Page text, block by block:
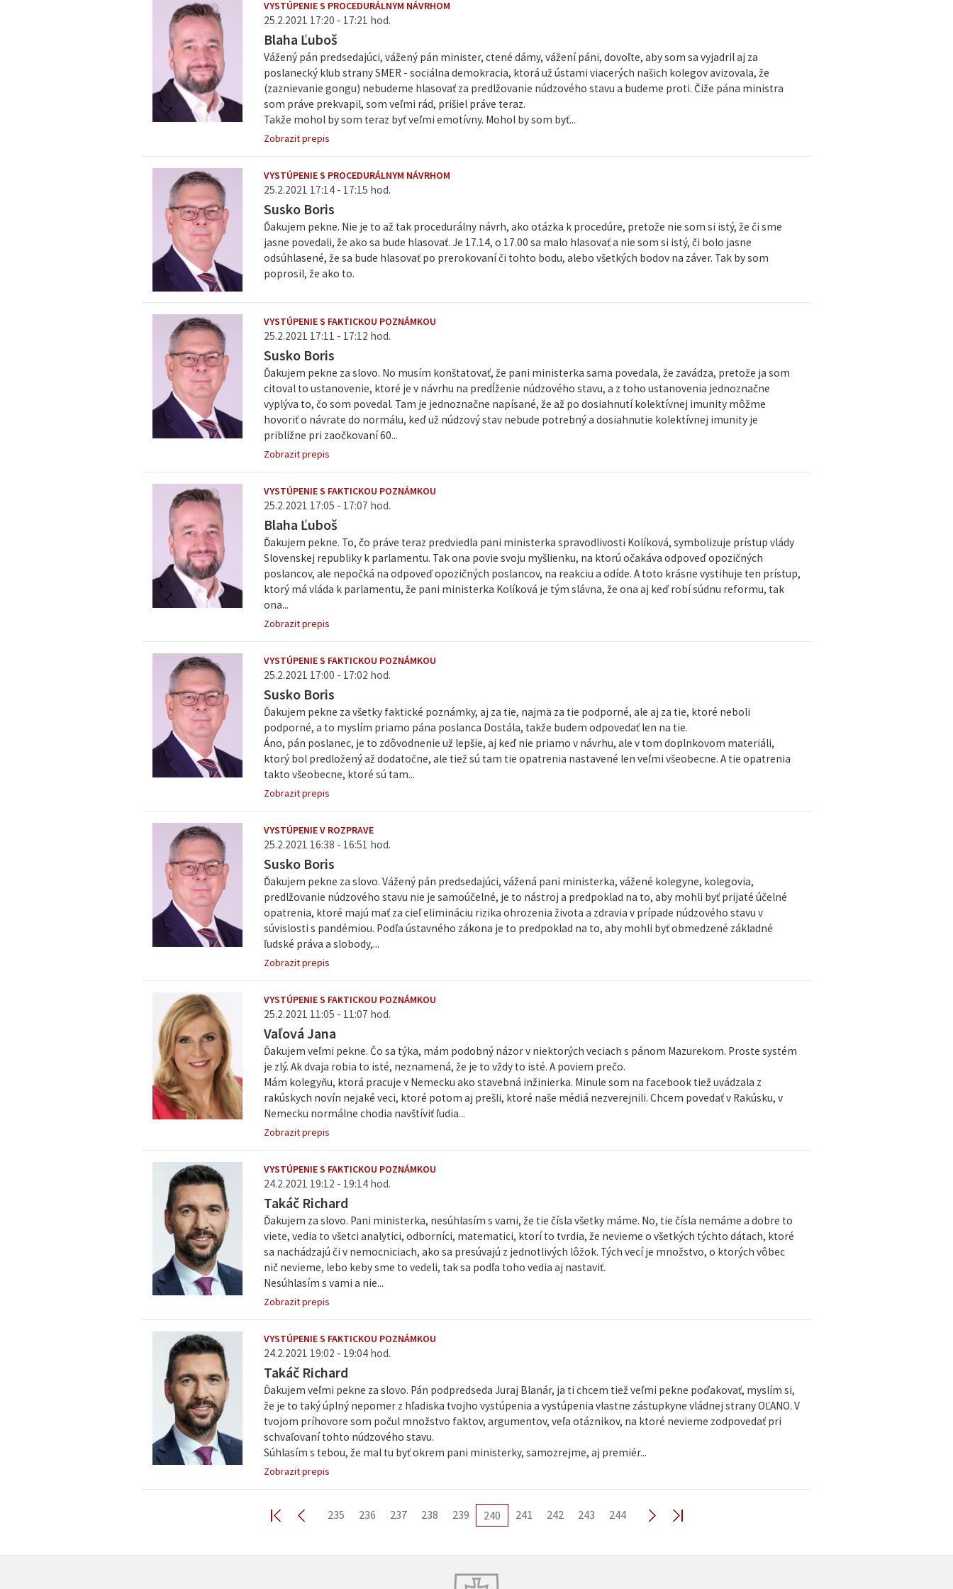
VYSTÚPENIE S PROCEDURÁLNYM NÁVRHOM
25.2.2021 17:20 - 17:21 hod.
Blaha Ľuboš
Vážený pán predsedajúci, vážený pán minister, ctené dámy, vážení páni, dovoľte, aby som sa vyjadril aj za
poslanecký klub strany SMER - sociálna demokracia, ktorá už ústami viacerých našich kolegov avizovala, že
(zaznievanie gongu) nebudeme hlasovať za predlžovanie núdzového stavu a budeme proti. Čiže pána ministra
som práve prekvapil, som veľmi rád, prišiel práve teraz.
Takže mohol by som teraz byť veľmi emotívny. Mohol by som byť...
Zobrazit prepis
VYSTÚPENIE S PROCEDURÁLNYM NÁVRHOM
25.2.2021 17:14 - 17:15 hod.
Susko Boris
Ďakujem pekne. Nie je to až tak procedurálny návrh, ako otázka k procedúre, pretože nie som si istý, že či sme
jasne povedali, že ako sa bude hlasovať. Je 17.14, o 17.00 sa malo hlasovať a nie som si istý, či bolo jasne
odsúhlasené, že sa bude hlasovať po prerokovaní či tohto bodu, alebo všetkých bodov na záver. Tak by som
poprosil, že ako to.
VYSTÚPENIE S FAKTICKOU POZNÁMKOU
25.2.2021 17:11 - 17:12 hod.
Susko Boris
Ďakujem pekne za slovo. No musím konštatovať, že pani ministerka sama povedala, že zavádza, pretože ja som
citoval to ustanovenie, ktoré je v návrhu na predĺženie núdzového stavu, a z toho ustanovenia jednoznačne
vyplýva to, čo som povedal. Tam je jednoznačne napísané, že až po dosiahnutí kolektívnej imunity môžme
hovoriť o návrate do normálu, keď už núdzový stav nebude potrebný a dosiahnutie kolektívnej imunity je
približne pri zaočkovaní 60...
Zobrazit prepis
VYSTÚPENIE S FAKTICKOU POZNÁMKOU
25.2.2021 17:05 - 17:07 hod.
Blaha Ľuboš
Ďakujem pekne. To, čo práve teraz predviedla pani ministerka spravodlivosti Kolíková, symbolizuje prístup vlády
Slovenskej republiky k parlamentu. Tak ona povie svoju myšlienku, na ktorú očakáva odpoveď opozičných
poslancov, ale nepočká na odpoveď opozičných poslancov, na reakciu a odíde. A toto krásne vystihuje ten prístup,
ktorý má vláda k parlamentu, že pani ministerka Kolíková je tým slávna, že ona aj keď robí súdnu reformu, tak
ona...
Zobrazit prepis
VYSTÚPENIE S FAKTICKOU POZNÁMKOU
25.2.2021 17:00 - 17:02 hod.
Susko Boris
Ďakujem pekne za všetky faktické poznámky, aj za tie, najmä za tie podporné, ale aj za tie, ktoré neboli
podporné, a to myslím priamo pána poslanca Dostála, takže budem odpovedať len na tie.
Áno, pán poslanec, je to zdôvodnenie už lepšie, aj keď nie priamo v návrhu, ale v tom doplnkovom materiáli,
ktorý bol predložený až dodatočne, ale tiež sú tam tie opatrenia nastavené len veľmi všeobecne. A tie opatrenia
takto všeobecne, ktoré sú tam...
Zobrazit prepis
VYSTÚPENIE V ROZPRAVE
25.2.2021 16:38 - 16:51 hod.
Susko Boris
Ďakujem pekne za slovo. Vážený pán predsedajúci, vážená pani ministerka, vážené kolegyne, kolegovia,
predlžovanie núdzového stavu nie je samoúčelné, je to nástroj a predpoklad na to, aby mohli byť prijaté účelné
opatrenia, ktoré majú mať za cieľ elimináciu rizika ohrozenia života a zdravia v prípade núdzového stavu v
súvislosti s pandémiou. Podľa ústavného zákona je to predpoklad na to, aby mohli byť obmedzené základné
ľudské práva a slobody,...
Zobrazit prepis
VYSTÚPENIE S FAKTICKOU POZNÁMKOU
25.2.2021 11:05 - 11:07 hod.
Vaľová Jana
Ďakujem veľmi pekne. Čo sa týka, mám podobný názor v niektorých veciach s pánom Mazurekom. Proste systém
je zlý. Ak dvaja robia to isté, neznamená, že je to vždy to isté. A poviem prečo.
Mám kolegyňu, ktorá pracuje v Nemecku ako stavebná inžinierka. Minule som na facebook tiež uvádzala z
rakúskych novín nejaké veci, ktoré potom aj prešli, ktoré naše médiá nezverejnili. Chcem povedať v Rakúsku, v
Nemecku normálne chodia navštíviť ľudia...
Zobrazit prepis
VYSTÚPENIE S FAKTICKOU POZNÁMKOU
24.2.2021 19:12 - 19:14 hod.
Takáč Richard
Ďakujem za slovo. Pani ministerka, nesúhlasím s vami, že tie čísla všetky máme. No, tie čísla nemáme a dobre to
viete, vedia to všetci analytici, odborníci, matematici, ktorí to tvrdia, že nevieme o všetkých týchto dátach, ktoré
sa nachádzajú či v nemocniciach, ako sa presúvajú z jednotlivých lôžok. Tých vecí je množstvo, o ktorých vôbec
nič nevieme, lebo keby sme to vedeli, tak sa podľa toho vedia aj nastaviť.
Nesúhlasím s vami a nie...
Zobrazit prepis
VYSTÚPENIE S FAKTICKOU POZNÁMKOU
24.2.2021 19:02 - 19:04 hod.
Takáč Richard
Ďakujem veľmi pekne za slovo. Pán podpredseda Juraj Blanár, ja ti chcem tiež veľmi pekne poďakovať, myslím si,
že je to taký úplný nepomer z hľadiska tvojho vystúpenia a vystúpenia vlastne zástupkyne vládnej strany OĽANO. V
tvojom príhovore som počul množstvo faktov, argumentov, veľa otáznikov, na ktoré nevieme zodpovedať pri
schvaľovaní tohto núdzového stavu.
Súhlasím s tebou, že mal tu byť okrem pani ministerky, samozrejme, aj premiér...
Zobrazit prepis
235 236 237 238 239 240 241 242 243 244